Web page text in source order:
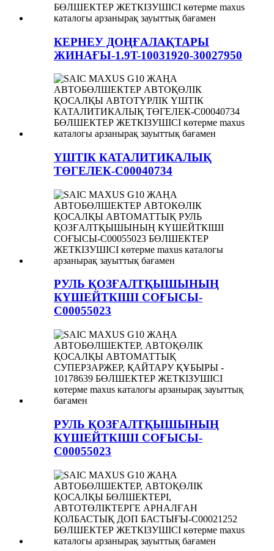
КЕРНЕУ ДОҢҒАЛАҚТАРЫ
ЖИНАҒЫ-1.9T-10031920-30027950
ҮШТІК КАТАЛИТИКАЛЫҚ
ТӨГЕЛЕК-C00040734
РУЛЬ ҚОЗҒАЛТҚЫШЫНЫҢ
КҮШЕЙТКІШІ СОҒЫСЫ-
C00055023
РУЛЬ ҚОЗҒАЛТҚЫШЫНЫҢ
КҮШЕЙТКІШІ СОҒЫСЫ-
C00055023